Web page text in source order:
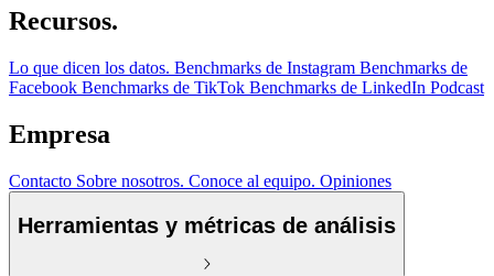
Recursos.
Lo que dicen los datos. Benchmarks de Instagram Benchmarks de
Facebook Benchmarks de TikTok Benchmarks de LinkedIn Podcast
Empresa
Contacto Sobre nosotros. Conoce al equipo. Opiniones
Herramientas y métricas de análisis